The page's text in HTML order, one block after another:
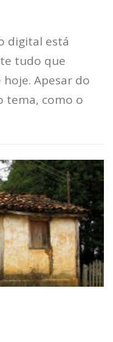
digital está
tudo que
Apesar do
tema, como o